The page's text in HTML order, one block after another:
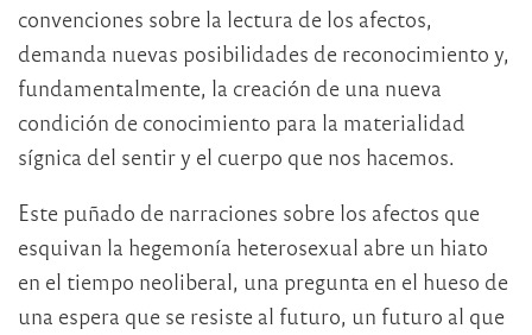
convenciones sobre la lectura de los afectos,
demanda nuevas posibilidades de reconocimiento y,
fundamentalmente, la creación de una nueva
condición de conocimiento para la materialidad
sígnica del sentir y el cuerpo que nos hacemos.
Este puñado de narraciones sobre los afectos que
esquivan la hegemonía heterosexual abre un hiato
en el tiempo neoliberal, una pregunta en el hueso de
una espera que se resiste al futuro, un futuro al que